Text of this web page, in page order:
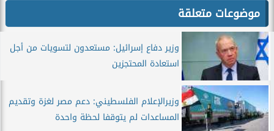
موضوعات متعلقة
وزير دفاع إسرائيل: مستعدون لتسويات من أجل
استعادة المحتجزين
وزيرالإعلام الفلسطيني: دعم مصر لغزة وتقديم
المساعدات لم يتوقفا لحظة واحدة